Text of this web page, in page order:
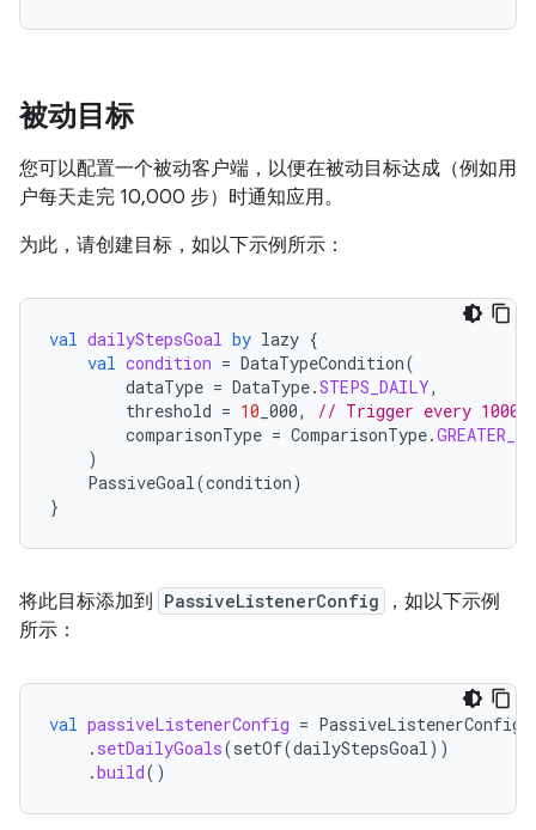
被动目标
您可以配置一个被动客户端，以便在被动目标达成（例如用
户每天走完 10,000 步）时通知应用。
为此，请创建目标，如以下示例所示：
val dailyStepsGoal by lazy {
val condition = DataTypeCondition(
dataType = DataType.STEPS_DAILY,
threshold = 10 _000,
// Trigger every 10000
comparisonType = ComparisonType.
)
PassiveGoal(condition)
}
将此目标添加到 PassiveListenerConfig
，如以下示例
所示：
val passiveListenerConfig = PassiveListenerConfig
. setDailyGoals(setOf(dailyStepsGoal))
.build()